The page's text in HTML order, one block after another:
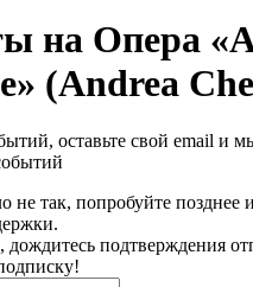
на Опера
(Andrea
оставьте свой email и
не так, попробуйте позднее
дождитесь подтверждения